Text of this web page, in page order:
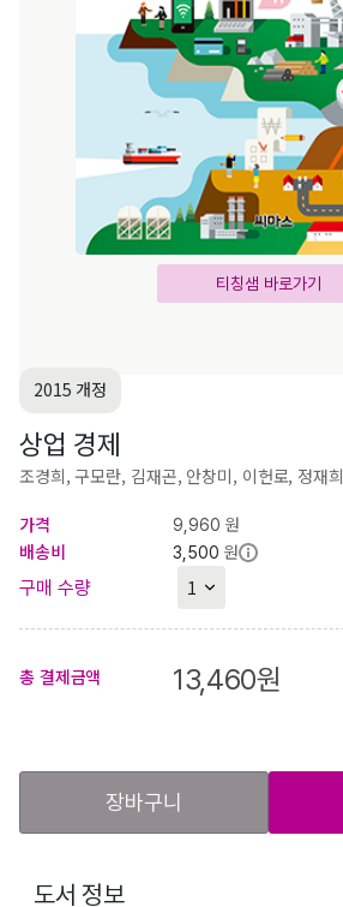
티칭샘 바로가기
2015 개정
상업 경제
조경희, 구모란, 김재곤, 안창미, 이헌로, 정재희
가격
9,960 원
배송비
3,500 원
구매 수량
총 결제금액 13,460원
장바구니
도서 정보